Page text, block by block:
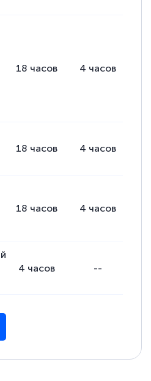
рекомендации,
подготовку
пройти
Спасибо!
Грамотное,
Всё чётко и
повышение
раз - СПАСИБО!
18 часов 4 часов
18 часов 4 часов
18 часов 4 часов
4 часов --